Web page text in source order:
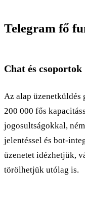
Telegram fő
Chat és csoportok
Az alap üzenetküldés
200 000 fős
jogosultságokkal,
jelentéssel és bot-
üzenetet idézhetjük,
törölhetjük utólag is.